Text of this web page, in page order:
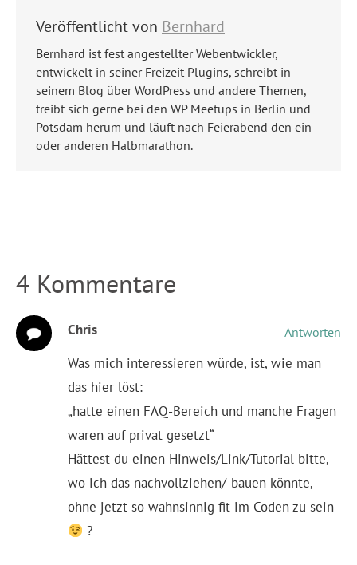
Veröffentlicht von Bernhard
Bernhard ist fest angestellter Webentwickler,
entwickelt in seiner Freizeit Plugins, schreibt in
seinem Blog über WordPress und andere Themen,
treibt sich gerne bei den WP Meetups in Berlin und
Potsdam herum und läuft nach Feierabend den ein
oder anderen Halbmarathon.
4 Kommentare
Chris Antworten
Was mich interessieren würde, ist, wie man
das hier löst:
„hatte einen FAQ-Bereich und manche Fragen
waren auf privat gesetzt“
Hättest du einen Hinweis/Link/Tutorial bitte,
wo ich das nachvollziehen/-bauen könnte,
ohne jetzt so wahnsinnig fit im Coden zu sein
?